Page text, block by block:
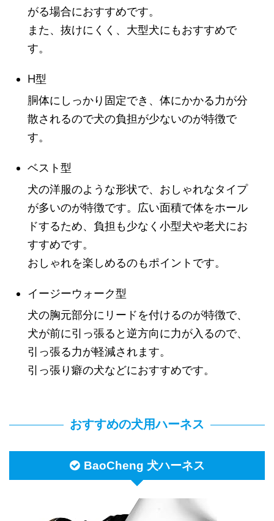
がる場合におすすめです。
また、抜けにくく、大型犬にもおすすめで
す。
H型
胴体にしっかり固定でき、体にかかる力が分
散されるので犬の負担が少ないのが特徴で
す。
ベスト型
犬の洋服のような形状で、おしゃれなタイプ
が多いのが特徴です。広い面積で体をホール
ドするため、負担も少なく小型犬や老犬にお
すすめです。
おしゃれを楽しめるのもポイントです。
イージーウォーク型
犬の胸元部分にリードを付けるのが特徴で、
犬が前に引っ張ると逆方向に力が入るので、
引っ張る力が軽減されます。
引っ張り癖の犬などにおすすめです。
おすすめの犬用ハーネス
BaoCheng 犬ハーネス